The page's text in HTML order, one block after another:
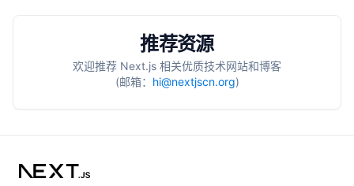
推荐资源
欢迎推荐 Next.js 相关优质技术网站和博客
(邮箱： hi@nextjscn.org)